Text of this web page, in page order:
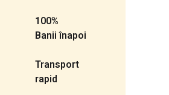
100%
Banii înapoi
Transport
rapid